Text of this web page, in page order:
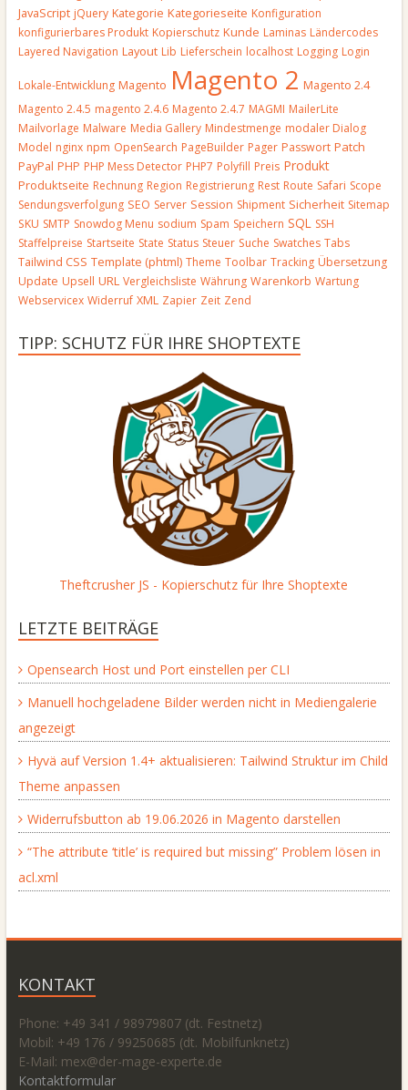
JavaScript jQuery Kategorie Kategorieseite Konfiguration
konfigurierbares Produkt Kopierschutz Kunde Laminas Ländercodes
Layered Navigation Layout Lib Lieferschein localhost Logging Login
Lokale-Entwicklung Magento Magento 2 Magento 2.4
Magento 2.4.5 magento 2.4.6 Magento 2.4.7 MAGMI MailerLite
Mailvorlage Malware Media Gallery Mindestmenge modaler Dialog
Model nginx npm OpenSearch PageBuilder Pager Passwort Patch
PayPal PHP PHP Mess Detector PHP7 Polyfill Preis Produkt
Produktseite Rechnung Region Registrierung Rest Route Safari Scope
Sendungsverfolgung SEO Server Session Shipment Sicherheit Sitemap
SKU SMTP Snowdog Menu sodium Spam Speichern SQL SSH
Staffelpreise Startseite State Status Steuer Suche Swatches Tabs
Tailwind CSS Template (phtml) Theme Toolbar Tracking Übersetzung
Update Upsell URL Vergleichsliste Währung Warenkorb Wartung
Webservicex Widerruf XML Zapier Zeit Zend
TIPP: SCHUTZ FÜR IHRE SHOPTEXTE
Theftcrusher JS - Kopierschutz für Ihre Shoptexte
LETZTE BEITRÄGE
Opensearch Host und Port einstellen per CLI
Manuell hochgeladene Bilder werden nicht in Mediengalerie
angezeigt
Hyvä auf Version 1.4+ aktualisieren: Tailwind Struktur im Child
Theme anpassen
Widerrufsbutton ab 19.06.2026 in Magento darstellen
“The attribute ‘title’ is required but missing” Problem lösen in
acl.xml
KONTAKT
Phone: +49 341 / 98979807 (dt. Festnetz)
Mobil: +49 176 / 99250685 (dt. Mobilfunknetz)
E-Mail: mex@der-mage-experte.de
Kontaktformular